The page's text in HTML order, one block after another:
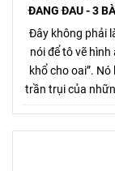
ĐANG ĐAU - 3
TỶ PHÚ
Đây không phải
nói để tô vẽ hình
khổ cho oai”.
trần trụi của
người chỉ nhận